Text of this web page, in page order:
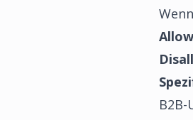
Allow